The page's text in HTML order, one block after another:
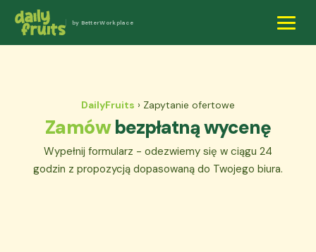
by BetterWorkplace
DailyFruits › Zapytanie ofertowe
Zamówbezpłatną wycenę
Wypełnij formularz - odezwiemy się w ciągu 24
godzin z propozycją dopasowaną do Twojego biura.